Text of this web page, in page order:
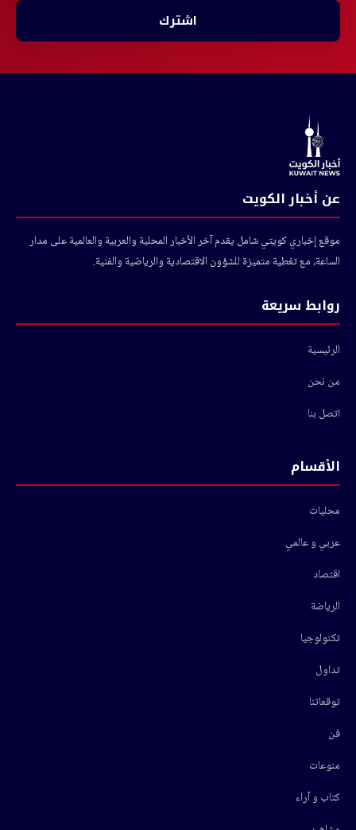
اشترك
عن أخبار الكويت
موقع إخباري كويتي شامل يقدم آخر الأخبار المحلية والعربية والعالمية على مدار
الساعة، مع تغطية متميزة للشؤون الاقتصادية والرياضية والفنية.
روابط سريعة
الرئيسية
من نحن
اتصل بنا
الأقسام
محليات
عربي و عالمي
اقتصاد
الرياضة
تكنولوجيا
تداول
توقعاتنا
فن
منوعات
كتاب و آراء